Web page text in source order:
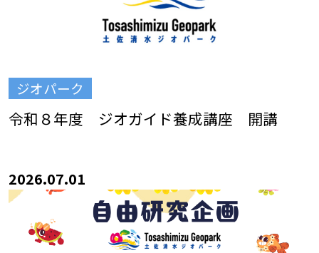
ジオパーク
令和８年度 ジオガイド養成講座 開講
2026.07.01